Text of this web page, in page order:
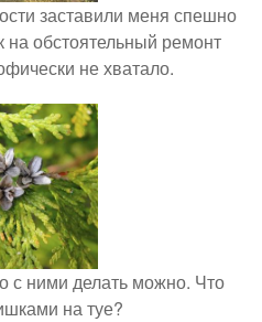
заставили меня спешно
на обстоятельный ремонт
не хватало.
с ними делать можно. Что
на туе?